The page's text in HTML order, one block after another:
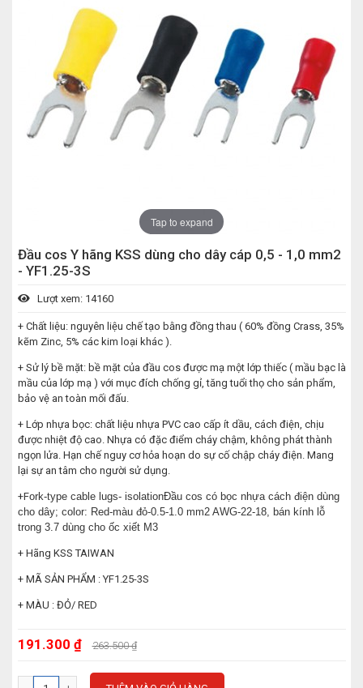
Tap to expand
Đầu cos Y hãng KSS dùng cho dây cáp 0,5 - 1,0 mm2
- YF1.25-3S
Lượt xem: 14160
+ Chất liệu: nguyên liệu chế tạo bằng đồng thau ( 60% đồng Crass, 35%
kẽm Zinc, 5% các kim loại khác ).
+ Sử lý bề mặt: bề mặt của đầu cos được mạ một lớp thiếc ( mầu bạc là
mầu của lớp mạ ) với mục đích chống gỉ, tăng tuổi thọ cho sản phẩm,
bảo vệ an toàn mối đấu.
+ Lớp nhựa bọc: chất liệu nhựa PVC cao cấp ít dầu, cách điện, chịu
được nhiệt độ cao. Nhựa có đặc điểm cháy chậm, không phát thành
ngọn lửa. Hạn chế nguy cơ hỏa hoạn do sự cố chập cháy điện. Mang
lại sự an tâm cho người sử dụng.
+Fork-type cable lugs- isolationĐầu cos có bọc nhựa cách điện dùng
cho dây; color: Red-màu đỏ-0.5-1.0 mm2 AWG-22-18, bán kính lỗ
trong 3.7 dùng cho ốc xiết M3
+ Hãng KSS TAIWAN
+ MÃ SẢN PHẨM : YF1.25-3S
+ MÀU : ĐỎ/ RED
191.300 ₫ 263.500 ₫